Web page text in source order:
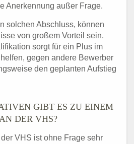
Anerkennung außer Frage.
solchen Abschluss, können
von großem Vorteil sein.
sorgt für ein Plus im
gegen andere Bewerber
den geplanten Aufstieg
GIBT ES ZU EINEM
DER VHS?
VHS ist ohne Frage sehr